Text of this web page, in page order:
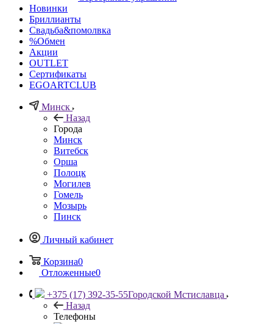
Новинки
Бриллианты
Свадьба&помолвка
%Обмен
Акции
OUTLET
Сертификаты
EGOARTCLUB
Минск
Назад
Города
Минск
Витебск
Орша
Полоцк
Могилев
Гомель
Мозырь
Пинск
Личный кабинет
Корзина0
Отложенные0
+375 (17) 392-35-55Городской Мстиславца
Назад
Телефоны